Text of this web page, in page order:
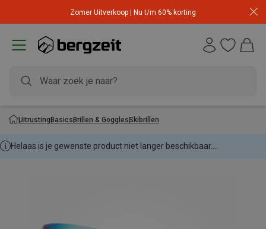
Zomer Uitverkoop | Nu t/m 60% korting
UitrustingBasicsBrillen & GogglesSkibrillen
Helaas is je gewenste product niet langer beschikbaar....